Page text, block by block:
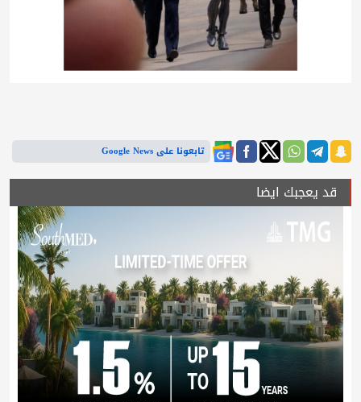
تابعونا على Google News
قد يعجبك ايضا